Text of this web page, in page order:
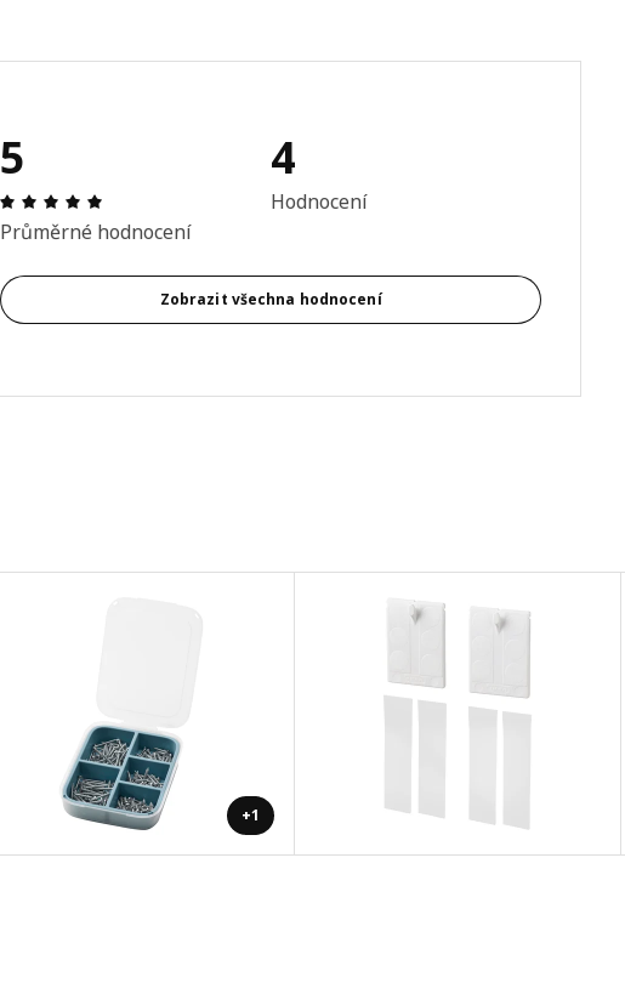
5
Hodnocení výrobku: 5 z 5 hvězdičky/hvězdiček Hodnocení celkem: 4
Průměrné hodnocení
4
Hodnocení
Zobrazit všechna hodnocení
+1